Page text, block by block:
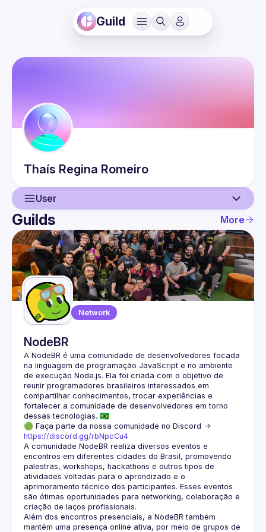
Guild
Thaís Regina Romeiro
User
User
Guilds
Guilds More
Network
NodeBR
A NodeBR é uma comunidade de desenvolvedores focada
na linguagem de programação JavaScript e no ambiente
de execução Node.js. Ela foi criada com o objetivo de
reunir programadores brasileiros interessados em
compartilhar conhecimentos, trocar experiências e
fortalecer a comunidade de desenvolvedores em torno
🟢 Faça parte da nossa comunidade no Discord ->
https://discord.gg/rbNpcCu4
A comunidade NodeBR realiza diversos eventos e
encontros em diferentes cidades do Brasil, promovendo
palestras, workshops, hackathons e outros tipos de
atividades voltadas para o aprendizado e o
aprimoramento técnico dos participantes. Esses eventos
são ótimas oportunidades para networking, colaboração e
Além dos encontros presenciais, a NodeBR também
mantém uma presença online ativa, por meio de grupos de